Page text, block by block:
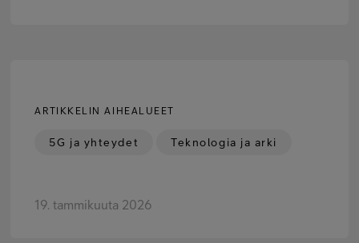
ARTIKKELIN AIHEALUEET
5G ja yhteydet Teknologia ja arki
19. tammikuuta 2026